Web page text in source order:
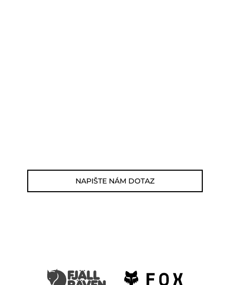
NAPIŠTE NÁM DOTAZ